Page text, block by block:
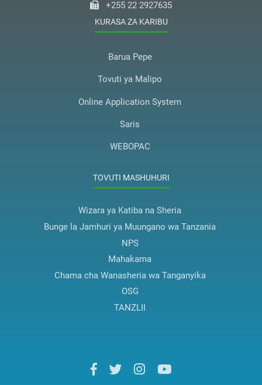
+255 22 2927635
KURASA ZA KARIBU
Barua Pepe
Tovuti ya Malipo
Online Application System
Saris
WEBOPAC
TOVUTI MASHUHURI
Wizara ya Katiba na Sheria
Bunge la Jamhuri ya Muungano wa Tanzania
NPS
Mahakama
Chama cha Wanasheria wa Tanganyika
OSG
TANZLII